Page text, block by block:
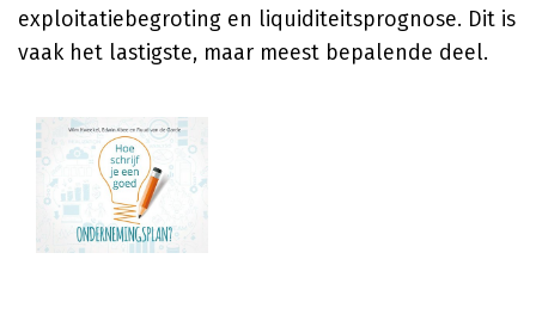
exploitatiebegroting en liquiditeitsprognose. Dit is
vaak het lastigste, maar meest bepalende deel.